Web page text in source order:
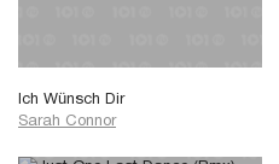
Ich Wünsch Dir
Sarah Connor